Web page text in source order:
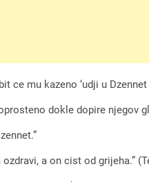
ce mu kazeno ‘udji u
dokle dopire njegov
a on cist od grijeha.”